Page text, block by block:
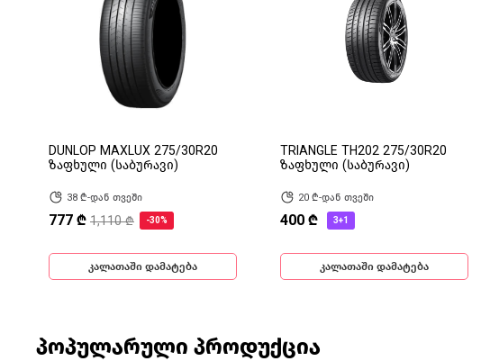
DUNLOP MAXLUX 275/30R20
ზაფხული (საბურავი)
38 ₾-დან თვეში
777 ₾ 1,110 ₾ -30%
კალათაში დამატება
TRIANGLE TH202 275/30R20
ზაფხული (საბურავი)
20 ₾-დან თვეში
400 ₾ 3+1
კალათაში დამატება
პოპულარული პროდუქცია